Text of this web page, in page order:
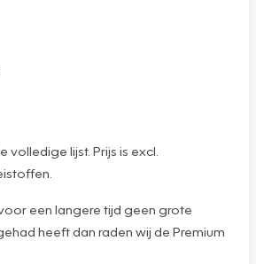
volledige lijst. Prijs is excl.
een langere tijd geen grote
heeft dan raden wij de Premium